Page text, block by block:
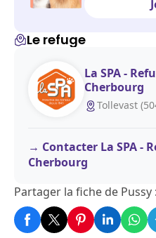
Le refuge
La SPA -
Cherbourg
Tollevast
Contacter La SPA -
Cherbourg
Partager la fiche de Pussy :